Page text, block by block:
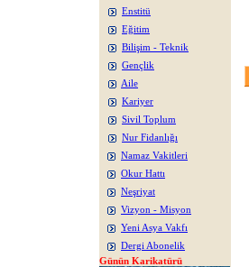
Enstitü
Eğitim
Bilişim - Teknik
Gençlik
Aile
Kariyer
Sivil Toplum
Nur Fidanlığı
Namaz Vakitleri
Okur Hattı
Neşriyat
Vizyon - Misyon
Yeni Asya Vakfı
Dergi Abonelik
Günün Karikatürü